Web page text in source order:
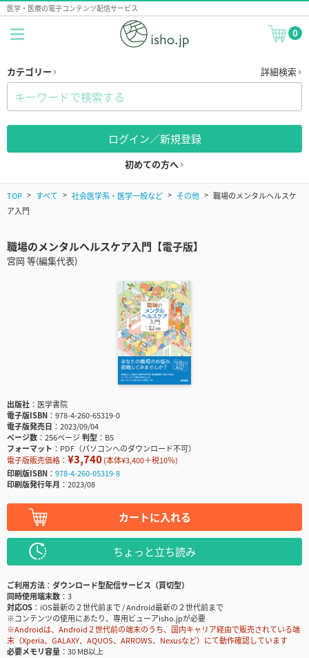
医学・医療の電子コンテンツ配信サービス
0
カテゴリー 詳細検索
ログイン／新規登録
初めての方へ
TOP すべて 社会医学系・医学一般など その他
職場のメンタルヘルスケ
ア入門
職場のメンタルヘルスケア入門【電子版】
宮岡 等(編集代表)
出版社
医学書院
電子版ISBN
978-4-260-65319-0
電子版発売日
2023/09/04
ページ数
256ページ判型
B5
フォーマット
PDF（パソコンへのダウンロード不可）
電子版販売価格： ¥3,740(本体¥3,400＋税10％)
印刷版ISBN
978-4-260-05319-8
印刷版発行年月
2023/08
カートに入れる
ちょっと立ち読み
ご利用方法
ダウンロード型配信サービス（買切型）
同時使用端末数
3
対応OS
iOS最新の２世代前まで / Android最新の２世代前まで
※コンテンツの使用にあたり、専用ビューアisho.jpが必要
※Androidは、Android２世代前の端末のうち、国内キャリア経由で販売されている端
末（Xperia、GALAXY、AQUOS、ARROWS、Nexusなど）にて動作確認しています
必要メモリ容量
30 MB以上